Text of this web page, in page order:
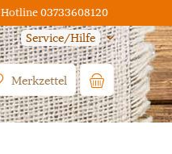
Hotline 03733608120
Service/Hilfe
Merkzettel